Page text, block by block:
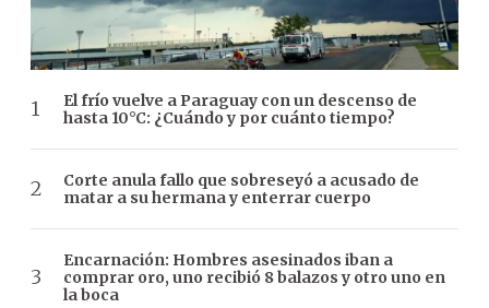
El frío vuelve a Paraguay con un descenso de
hasta 10°C: ¿Cuándo y por cuánto tiempo?
Corte anula fallo que sobreseyó a acusado de
matar a su hermana y enterrar cuerpo
Encarnación: Hombres asesinados iban a
comprar oro, uno recibió 8 balazos y otro uno en
la boca